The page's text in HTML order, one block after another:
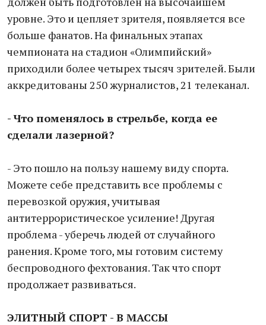
уровне. Это и цепляет зрителя, появляется все
больше фанатов. На финальных этапах
чемпионата на стадион «Олимпийский»
приходили более четырех тысяч зрителей. Были
аккредитованы 250 журналистов, 21 телеканал.
- Что поменялось в стрельбе, когда ее
сделали лазерной?
- Это пошло на пользу нашему виду спорта.
Можете себе представить все проблемы с
перевозкой оружия, учитывая
антитеррористическое усиление! Другая
проблема - уберечь людей от случайного
ранения. Кроме того, мы готовим систему
беспроводного фехтования. Так что спорт
продолжает развиваться.
ЭЛИТНЫЙ СПОРТ - В МАССЫ